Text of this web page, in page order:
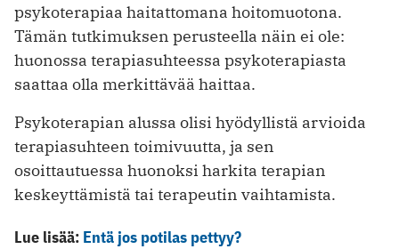
psykoterapiaa haitattomana hoitomuotona.
Tämän tutkimuksen perusteella näin ei ole:
huonossa terapiasuhteessa psykoterapiasta
saattaa olla merkittävää haittaa.
Psykoterapian alussa olisi hyödyllistä arvioida
terapiasuhteen toimivuutta, ja sen
osoittautuessa huonoksi harkita terapian
keskeyttämistä tai terapeutin vaihtamista.
Lue lisää: Entä jos potilas pettyy?